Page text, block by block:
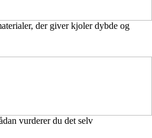
der giver kjoler dybde og
vurderer du det selv